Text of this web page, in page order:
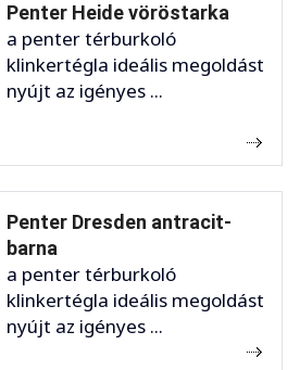
Penter Heide vöröstarka
a penter térburkoló
klinkertégla ideális megoldást
nyújt az igényes ...
Penter Dresden antracit-
barna
a penter térburkoló
klinkertégla ideális megoldást
nyújt az igényes ...